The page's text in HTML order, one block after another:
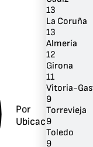
Por
Ubicación
13
La Coruña
13
Almería
12
Girona
11
Vitoria-
9
Torrevieja
9
Toledo
9